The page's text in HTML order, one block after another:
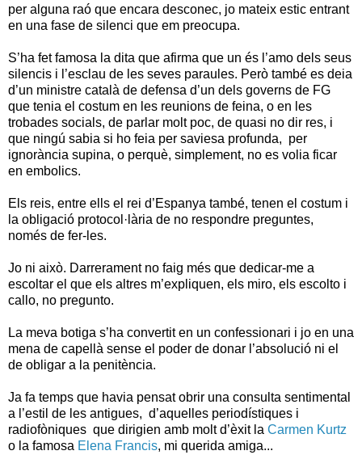
per alguna raó que encara desconec, jo mateix estic entrant
en una fase de silenci que em preocupa.
S’ha fet famosa la dita que afirma que un és l’amo dels seus
silencis i l’esclau de les seves paraules. Però també es deia
d’un ministre català de defensa d’un dels governs de FG
que tenia el costum en les reunions de feina, o en les
trobades socials, de parlar molt poc, de quasi no dir res, i
que ningú sabia si ho feia per saviesa profunda, per
ignorància supina, o perquè, simplement, no es volia ficar
en embolics.
Els reis, entre ells el rei d’Espanya també, tenen el costum i
la obligació protocol·lària de no respondre preguntes,
només de fer-les.
Jo ni això. Darrerament no faig més que dedicar-me a
escoltar el que els altres m’expliquen, els miro, els escolto i
callo, no pregunto.
La meva botiga s’ha convertit en un confessionari i jo en una
mena de capellà sense el poder de donar l’absolució ni el
de obligar a la penitència.
Ja fa temps que havia pensat obrir una consulta sentimental
a l’estil de les antigues, d’aquelles periodístiques i
radiofòniques que dirigien amb molt d’èxit la Carmen Kurtz
o la famosa Elena Francis, mi querida amiga...